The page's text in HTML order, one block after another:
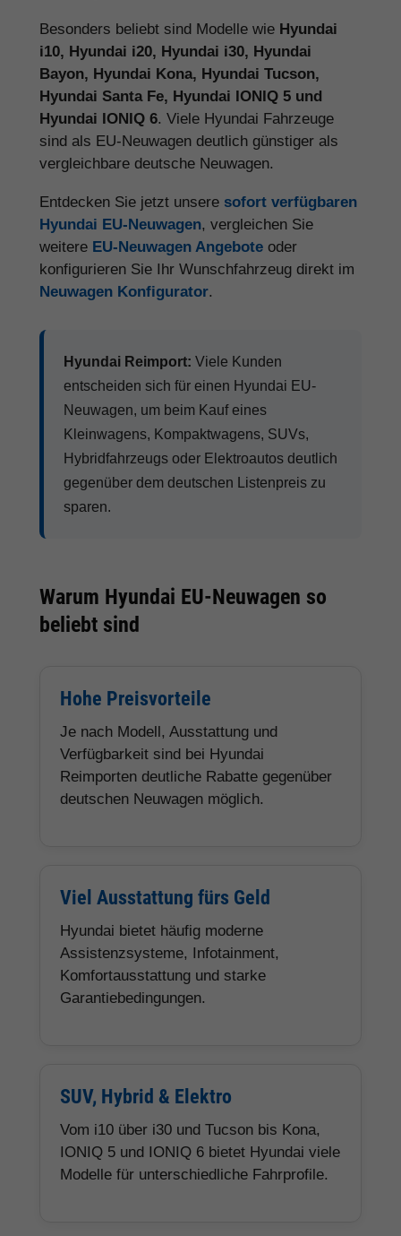
Besonders beliebt sind Modelle wie Hyundai
i10, Hyundai i20, Hyundai i30, Hyundai
Bayon, Hyundai Kona, Hyundai Tucson,
Hyundai Santa Fe, Hyundai IONIQ 5 und
Hyundai IONIQ 6. Viele Hyundai Fahrzeuge
sind als EU-Neuwagen deutlich günstiger als
vergleichbare deutsche Neuwagen.
Entdecken Sie jetzt unsere sofort verfügbaren
Hyundai EU-Neuwagen, vergleichen Sie
weitere EU-Neuwagen Angebote oder
konfigurieren Sie Ihr Wunschfahrzeug direkt im
Neuwagen Konfigurator.
Hyundai Reimport: Viele Kunden
entscheiden sich für einen Hyundai EU-
Neuwagen, um beim Kauf eines
Kleinwagens, Kompaktwagens, SUVs,
Hybridfahrzeugs oder Elektroautos deutlich
gegenüber dem deutschen Listenpreis zu
sparen.
Warum Hyundai EU-Neuwagen so
beliebt sind
Hohe Preisvorteile
Je nach Modell, Ausstattung und
Verfügbarkeit sind bei Hyundai
Reimporten deutliche Rabatte gegenüber
deutschen Neuwagen möglich.
Viel Ausstattung fürs Geld
Hyundai bietet häufig moderne
Assistenzsysteme, Infotainment,
Komfortausstattung und starke
Garantiebedingungen.
SUV, Hybrid & Elektro
Vom i10 über i30 und Tucson bis Kona,
IONIQ 5 und IONIQ 6 bietet Hyundai viele
Modelle für unterschiedliche Fahrprofile.